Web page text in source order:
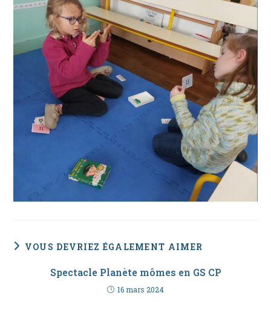
VOUS DEVRIEZ ÉGALEMENT AIMER
Spectacle Planète mômes en GS CP
16 mars 2024